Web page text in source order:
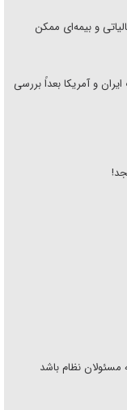
و بیمه‌ای ممکن
و آمریکا بعداً بررسی
نظام باشد